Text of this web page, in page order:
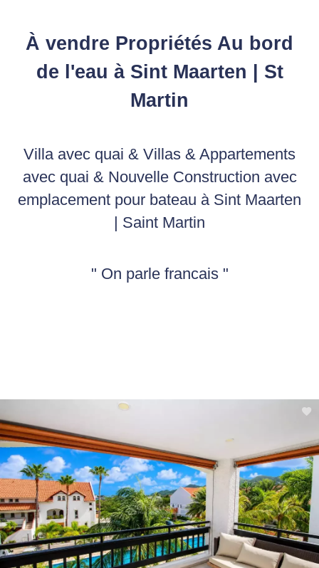
À vendre Propriétés Au bord
de l'eau à Sint Maarten | St
Martin
Villa avec quai & Villas & Appartements
avec quai & Nouvelle Construction avec
emplacement pour bateau à Sint Maarten
| Saint Martin
" On parle francais "